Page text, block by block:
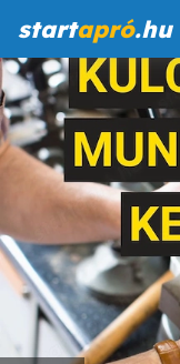
startapró.hu